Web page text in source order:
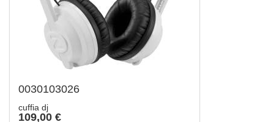
0030103026
cuffia dj
109,00 €